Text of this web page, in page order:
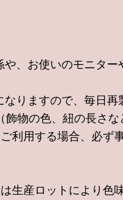
、お使いのモニター
りますので、毎日再
物の色、紐の長さ
利用する場合、必ず
生産ロットにより